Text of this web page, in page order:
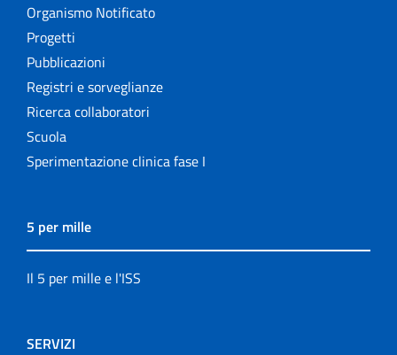
Organismo Notificato
Progetti
Pubblicazioni
Registri e sorveglianze
Ricerca collaboratori
Scuola
Sperimentazione clinica fase I
5 per mille
Il 5 per mille e l'ISS
SERVIZI